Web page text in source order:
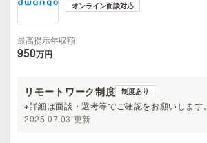
オンライン面談対応
最高提示年収額
950万円
リモートワーク制度 制度あり
※詳細は面談・選考等でご確認をお願いします。
2025.07.03 更新